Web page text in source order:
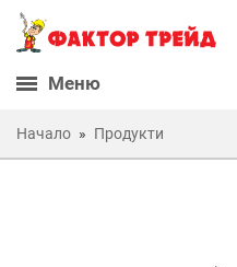
Меню
Начало Продукти